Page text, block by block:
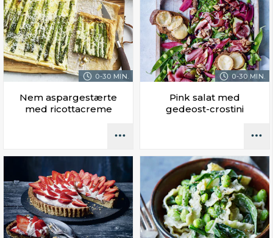
0-30 MIN.
Nem aspargestærte
med ricottacreme
0-30 MIN.
Pink salat med
gedeost-crostini